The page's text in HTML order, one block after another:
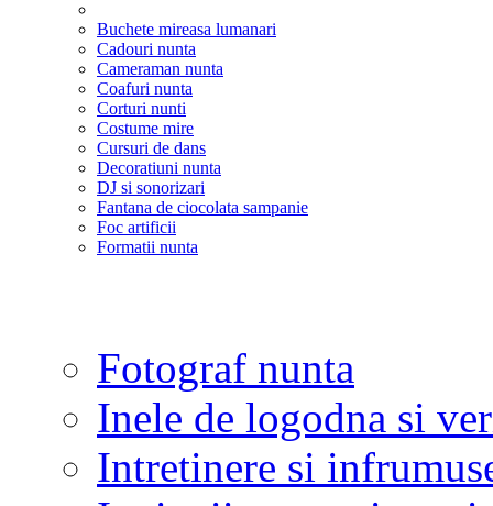
Buchete mireasa lumanari
Cadouri nunta
Cameraman nunta
Coafuri nunta
Corturi nunti
Costume mire
Cursuri de dans
Decoratiuni nunta
DJ si sonorizari
Fantana de ciocolata sampanie
Foc artificii
Formatii nunta
Fotograf nunta
Inele de logodna si
Intretinere si